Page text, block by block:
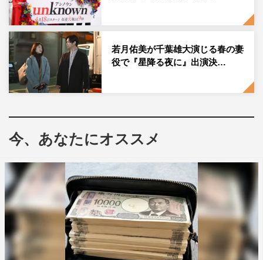
『unknown』©テレビ朝日
また、テレビ朝日の公式YouTubeチャンネル「動画、はじ
中、町田啓太、麻生久美子、吉田鋼太郎が集結。「胸キュ
ン♡ジェンガバトル」に続き、特別企画「メインキャスト
集合！ はぁって言うゲーム」に挑んでいく。
ちまたで流行中のこのゲームのルールは、8枚のカードに
書かれたさまざまなシチュエーションを、それぞれが共通
若月佑美が千葉雄大演じる春の妻
役で『星降る夜に』出演決…
今、あなたにオススメ